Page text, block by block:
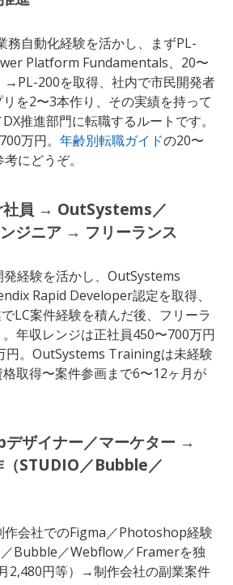
務自動化経験を活かし、まずPL-
Platform Fundamentals、20〜
→PL-200を取得、社内で市民開発者
を2〜3本作り、その実績を持って
推進部門に転職するルートです。
万円。 年齢別転職ガイドの20〜
にどうぞ。
員 → OutSystems／
ジニア → フリーランス
発経験を活かし、OutSystems
Rapid Developer認定を取得、
LC案件経験を積んだ後、フリーラ
年収レンジは正社員450〜700万円
円。OutSystems Trainingは未経験
取得〜案件参画まで6〜12ヶ月が
ザイナー／マーケター →
（STUDIO／Bubble／
作会社でのFigma／Photoshop経験
Bubble／Webflow／Framerを独
2,480円等）→制作会社の副業案件